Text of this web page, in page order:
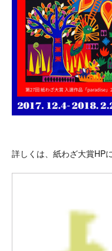
詳しくは、紙わざ大賞HP